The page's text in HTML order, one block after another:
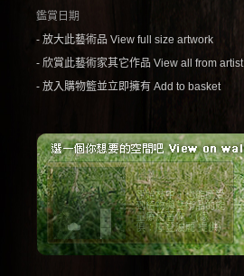
鑑賞日期
- 放大此藝術品 View full size artwork
- 欣賞此藝術家其它作品 View all from artist
- 放入購物籃並立即擁有 Add to basket
植物林
原始林中，也能感受
到植物與藝術品的能
量療癒著你。(傢
俱：摩登波麗 提供)